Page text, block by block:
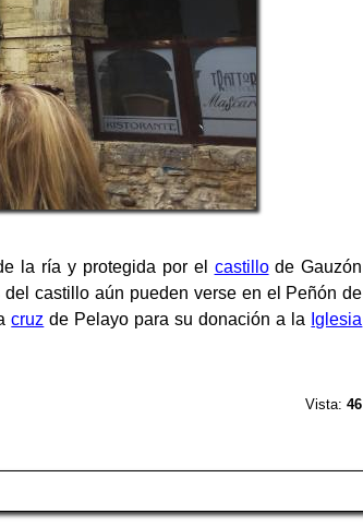
la ría y protegida por el castillode Gauzón
castillo aún pueden verse en el Peñón de
cruz de Pelayo para su donación a la Iglesia
Vista:46